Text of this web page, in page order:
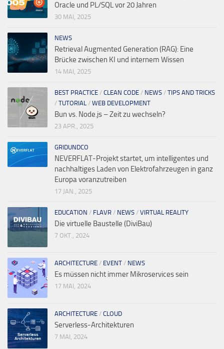
Oracle und PL/SQL vor 20 Jahren
30 MAI, 2025
NEWS
Retrieval Augmented Generation (RAG): Eine
Brücke zwischen KI und internem Wissen
14 MAI, 2025
BEST PRACTICE / CLEAN CODE / NEWS / TIPS AND TRICKS
/ TUTORIAL / WEB DEVELOPMENT
Bun vs. Node.js – Zeit zu wechseln?
23 APR., 2025
GRIDUNDCO
NEVERFLAT-Projekt startet, um intelligentes und
nachhaltiges Laden von Elektrofahrzeugen in ganz
Europa voranzutreiben
17 JAN., 2025
EDUCATION / FLAVR / NEWS / VIRTUAL REALITY
Die virtuelle Baustelle (DiviBau)
7 OKT., 2024
ARCHITECTURE / EVENT / NEWS
Es müssen nicht immer Mikroservices sein
17 MAI, 2024
ARCHITECTURE / CLOUD
Serverless-Architekturen
7 MAI, 2024